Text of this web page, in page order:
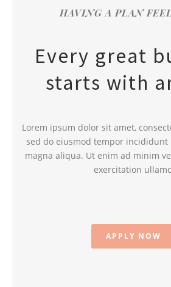
HAVING A PLAN
Every great
starts with
Lorem ipsum dolor sit amet,
sed do eiusmod tempor
magna aliqua. Ut enim ad minim
exercitation
APPLY NOW